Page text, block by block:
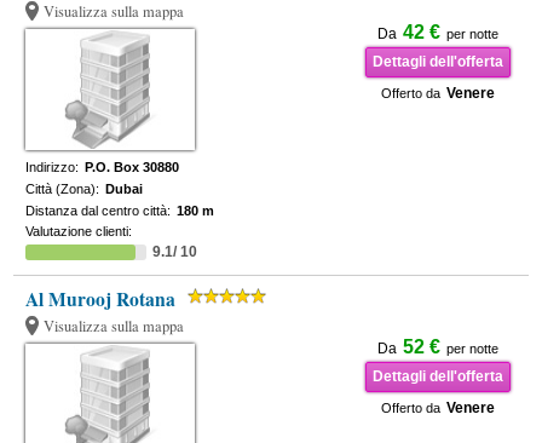
Visualizza sulla mappa
Da 42 € per notte
Dettagli dell'offerta
Offerto da Venere
Indirizzo: P.O. Box 30880
Città (Zona): Dubai
Distanza dal centro città: 180 m
Valutazione clienti:
9.1/ 10
Al Murooj Rotana
Visualizza sulla mappa
Da 52 € per notte
Dettagli dell'offerta
Offerto da Venere